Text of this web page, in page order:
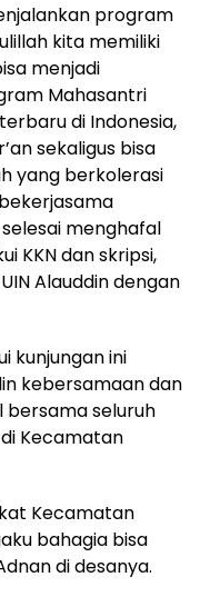
program
kita memiliki
menjadi
Mahasantri
di Indonesia,
sekaligus bisa
yang berkolerasi
menghafal
KKN dan skripsi,
Alauddin dengan
kunjungan ini
kebersamaan dan
seluruh
Kecamatan
Kecamatan
bahagia bisa
di desanya.